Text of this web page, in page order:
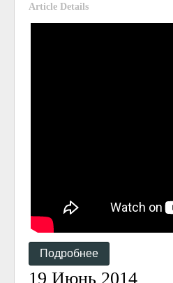
Article Details
Подробнее
19 Июнь 2014